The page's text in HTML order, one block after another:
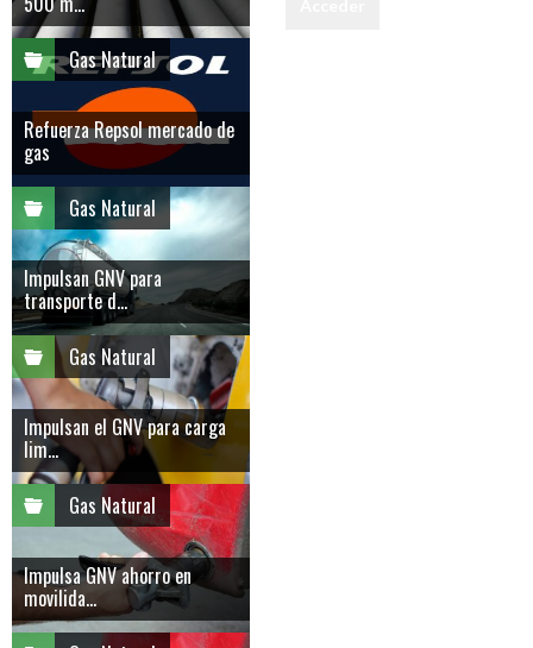
Gas Natural
Refuerza Repsol mercado de
gas
Gas Natural
Impulsan GNV para
transporte d...
Gas Natural
Impulsan el GNV para carga
lim...
Gas Natural
Impulsa GNV ahorro en
movilida...